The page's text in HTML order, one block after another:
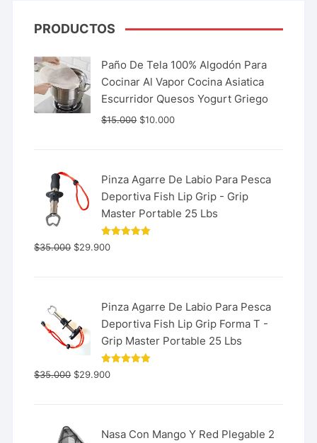
PRODUCTOS
Paño De Tela 100% Algodón Para
Cocinar Al Vapor Cocina Asiatica
Escurridor Quesos Yogurt Griego
$15.000 $10.000
Pinza Agarre De Labio Para Pesca
Deportiva Fish Lip Grip - Grip
Master Portable 25 Lbs
Valorado
con
$35.000 $29.900
Pinza Agarre De Labio Para Pesca
Deportiva Fish Lip Grip Forma T -
Grip Master Portable 25 Lbs
Valorado
con
$35.000 $29.900
Nasa Con Mango Y Red Plegable 2